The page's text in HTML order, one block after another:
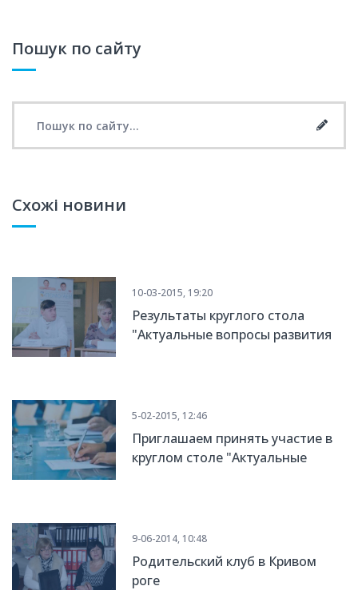
Пошук по сайту
Схожі новини
10-03-2015, 19:20
Результаты круглого стола
"Актуальные вопросы развития
5-02-2015, 12:46
Приглашаем принять участие в
круглом столе "Актуальные
9-06-2014, 10:48
Родительский клуб в Кривом
роге